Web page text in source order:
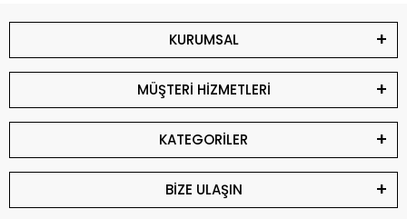
KURUMSAL
MÜŞTERİ HİZMETLERİ
KATEGORİLER
BİZE ULAŞIN